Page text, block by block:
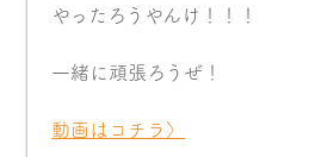
やったろうやんけ！！！
一緒に頑張ろうぜ！
動画はコチラ〉